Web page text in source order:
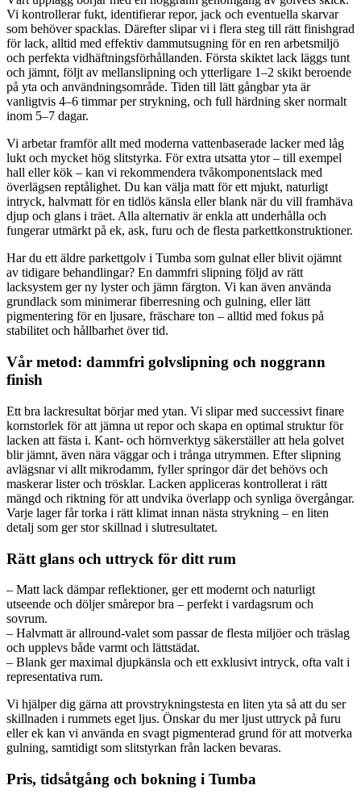
Vi kontrollerar fukt, identifierar repor, jack och eventuella skarvar
som behöver spacklas. Därefter slipar vi i flera steg till rätt finishgrad
för lack, alltid med effektiv dammutsugning för en ren arbetsmiljö
och perfekta vidhäftningsförhållanden. Första skiktet lack läggs tunt
och jämnt, följt av mellanslipning och ytterligare 1–2 skikt beroende
på yta och användningsområde. Tiden till lätt gångbar yta är
vanligtvis 4–6 timmar per strykning, och full härdning sker normalt
inom 5–7 dagar.
Vi arbetar framför allt med moderna vattenbaserade lacker med låg
lukt och mycket hög slitstyrka. För extra utsatta ytor – till exempel
hall eller kök – kan vi rekommendera tvåkomponentslack med
överlägsen reptålighet. Du kan välja matt för ett mjukt, naturligt
intryck, halvmatt för en tidlös känsla eller blank när du vill framhäva
djup och glans i träet. Alla alternativ är enkla att underhålla och
fungerar utmärkt på ek, ask, furu och de flesta parkettkonstruktioner.
Har du ett äldre parkettgolv i Tumba som gulnat eller blivit ojämnt
av tidigare behandlingar? En dammfri slipning följd av rätt
lacksystem ger ny lyster och jämn färgton. Vi kan även använda
grundlack som minimerar fiberresning och gulning, eller lätt
pigmentering för en ljusare, fräschare ton – alltid med fokus på
stabilitet och hållbarhet över tid.
Vår metod: dammfri golvslipning och noggrann
finish
Ett bra lackresultat börjar med ytan. Vi slipar med successivt finare
kornstorlek för att jämna ut repor och skapa en optimal struktur för
lacken att fästa i. Kant- och hörnverktyg säkerställer att hela golvet
blir jämnt, även nära väggar och i trånga utrymmen. Efter slipning
avlägsnar vi allt mikrodamm, fyller springor där det behövs och
maskerar lister och trösklar. Lacken appliceras kontrollerat i rätt
mängd och riktning för att undvika överlapp och synliga övergångar.
Varje lager får torka i rätt klimat innan nästa strykning – en liten
detalj som ger stor skillnad i slutresultatet.
Rätt glans och uttryck för ditt rum
– Matt lack dämpar reflektioner, ger ett modernt och naturligt
utseende och döljer smårepor bra – perfekt i vardagsrum och
sovrum.
– Halvmatt är allround-valet som passar de flesta miljöer och träslag
och upplevs både varmt och lättstädat.
– Blank ger maximal djupkänsla och ett exklusivt intryck, ofta valt i
representativa rum.
Vi hjälper dig gärna att provstrykningstesta en liten yta så att du ser
skillnaden i rummets eget ljus. Önskar du mer ljust uttryck på furu
eller ek kan vi använda en svagt pigmenterad grund för att motverka
gulning, samtidigt som slitstyrkan från lacken bevaras.
Pris, tidsåtgång och bokning i Tumba